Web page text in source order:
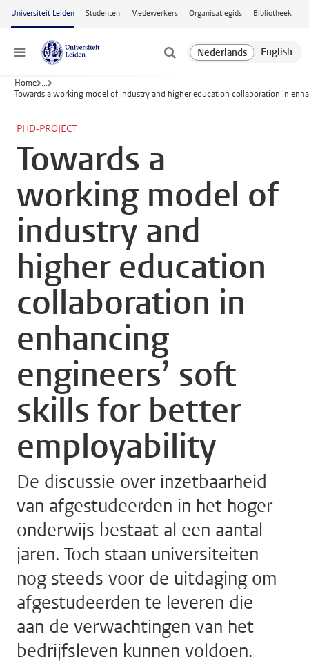
Ga naar hoofdinhoud
Universiteit Leiden Studenten Medewerkers Organisatiegids Bibliotheek
Menu
Home ...
Towards a working model of industry and higher education collaboration in
PHD-PROJECT
Towards a
working model of
industry and
higher education
collaboration in
enhancing
engineers’ soft
skills for better
employability
De discussie over inzetbaarheid
van afgestudeerden in het hoger
onderwijs bestaat al een aantal
jaren. Toch staan ​​universiteiten
nog steeds voor de uitdaging om
afgestudeerden te leveren die
aan de verwachtingen van het
bedrijfsleven kunnen voldoen.